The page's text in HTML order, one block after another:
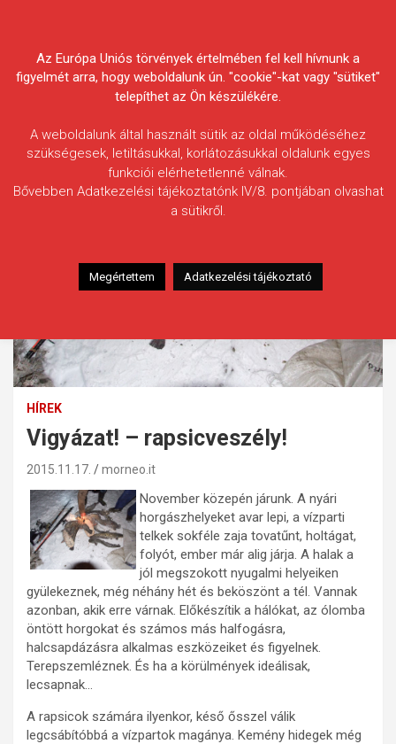
Egyesületek Szövetsége
HÍREK
Vigyázat! – rapsicveszély!
2015.11.17. morneo.it
November közepén járunk. A nyári
horgászhelyeket avar lepi, a vízparti
telkek sokféle zaja tovatűnt, holtágat,
folyót, ember már alig járja. A halak a
jól megszokott nyugalmi helyeiken
gyülekeznek, még néhány hét és beköszönt a tél. Vannak
azonban, akik erre várnak. Előkészítik a hálókat, az ólomba
öntött horgokat és számos más halfogásra,
halcsapdázásra alkalmas eszközeiket és figyelnek.
Terepszemléznek. És ha a körülmények ideálisak,
lecsapnak…
A rapsicok számára ilyenkor, késő ősszel válik
legcsábítóbbá a vízpartok magánya. Kemény hidegek még
Az Európa Uniós törvények értelmében fel kell hívnunk a
figyelmét arra, hogy weboldalunk ún. "cookie"-kat vagy "sütiket"
telepíthet az Ön készülékére.
A weboldalunk által használt sütik az oldal működéséhez
szükségesek, letiltásukkal, korlátozásukkal oldalunk egyes
funkciói elérhetetlenné válnak.
Bővebben Adatkezelési tájékoztatónk IV/8. pontjában olvashat
a sütikről.
Megértettem Adatkezelési tájékoztató